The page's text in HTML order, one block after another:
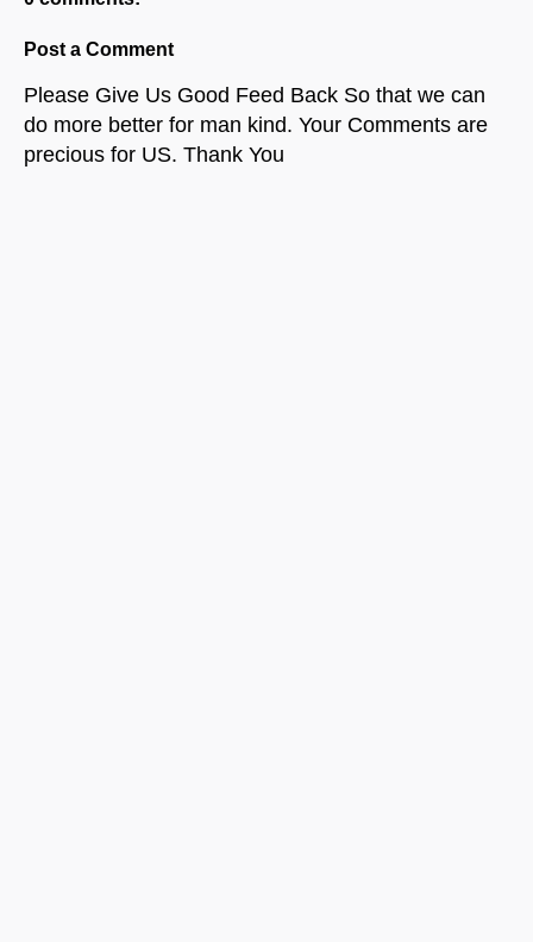
Post a Comment
Please Give Us Good Feed Back So that we can
do more better for man kind. Your Comments are
precious for US. Thank You